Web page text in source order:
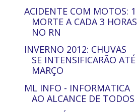
ACIDENTE COM MOTOS: 1
MORTE A CADA 3 HORAS
NO RN
INVERNO 2012: CHUVAS
SE INTENSIFICARÃO ATÉ
MARÇO
ML INFO - INFORMATICA
AO ALCANCE DE TODOS